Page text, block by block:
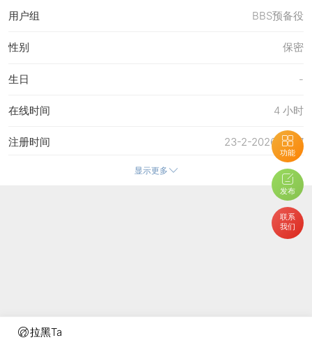
拉黑Ta
功能
发布
联系
我们
用户组 BBS预备役
保密
性别
-
生日
4 小时
在线时间
23-2-2026 11:07
注册时间
19-3-2026 08:06
19-3-2026 08:06
18-3-2026 11:16
显示更多